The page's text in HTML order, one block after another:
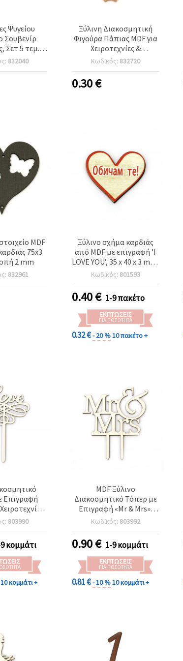
Ψυγείου
Σουβενίρ
Σετ 5 τεμ. –
σχέδιο με
όψη και
πολύχρωμα
μοτίβα,
832040
Ξύλινη Διακοσμητική
Φιγούρα Πάπιας MDF για
Χειροτεχνίες &
Ντεκουπάζ 70x90 mm
Κωδικός: 832720
0.30€
MDF
75x3
2 mm
832961
Ξύλινο σχήμα καρδιάς
από MDF με επιγραφή ’I
LOVE YOU’, 35 x 40 x 3 mm,
2 τεμ., για χειροτεχνίες
Κωδικός: 801593
0.40€ 1-9 πακέτο
ΕΚΠΤΏΣΕΙΣ
ΓΙΑ ΠΟΣΌΤΗΤΑ
0.32 €- 20 %10 πακέτο +
Επιγραφή
mm
803990
κομμάτι
10 κομμάτι +
MDF Ξύλινο
Διακοσμητικό Τόπερ με
Επιγραφή «Mr & Mrs»,
110x100x3 mm
Κωδικός: 803992
0.90€ 1-9 κομμάτι
ΕΚΠΤΏΣΕΙΣ
ΓΙΑ ΠΟΣΌΤΗΤΑ
0.81 €- 10 %10 κομμάτι +